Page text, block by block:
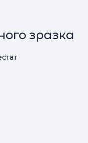
зразка